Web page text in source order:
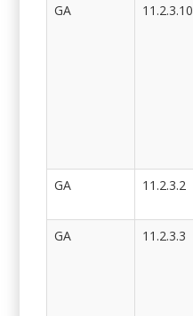
GA
11.2.3.10
GA
11.2.3.2
GA
11.2.3.3